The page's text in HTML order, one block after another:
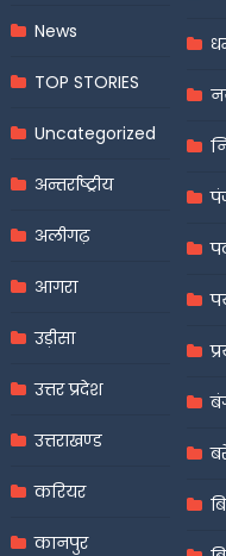
News
TOP STORIES
Uncategorized
अन्तर्राष्ट्रीय
अलीगढ़
आगरा
उड़ीसा
उत्तर प्रदेश
उत्तराखण्ड
करियर
कानपुर